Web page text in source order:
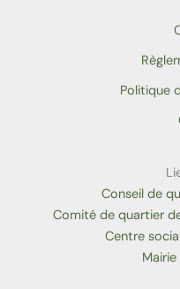
Politique
Conseil de
Comité de quartier
Centre